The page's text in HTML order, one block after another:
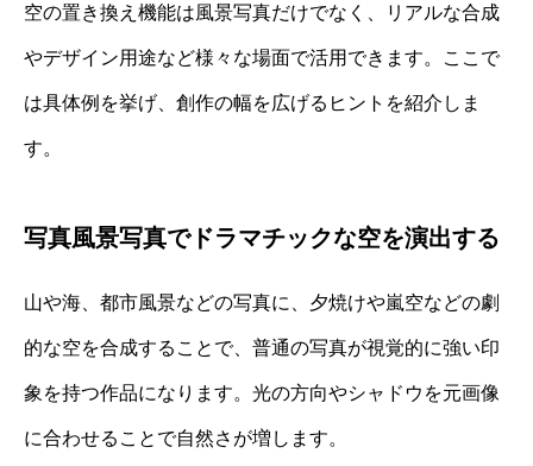
空の置き換え機能は風景写真だけでなく、リアルな合成
やデザイン用途など様々な場面で活用できます。ここで
は具体例を挙げ、創作の幅を広げるヒントを紹介しま
す。
写真風景写真でドラマチックな空を演出する
山や海、都市風景などの写真に、夕焼けや嵐空などの劇
的な空を合成することで、普通の写真が視覚的に強い印
象を持つ作品になります。光の方向やシャドウを元画像
に合わせることで自然さが増します。